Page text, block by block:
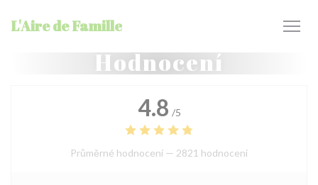
L'Aire de Famille
Hodnocení
4.8 /5
Průměrné hodnocení — 2821 hodnoceni